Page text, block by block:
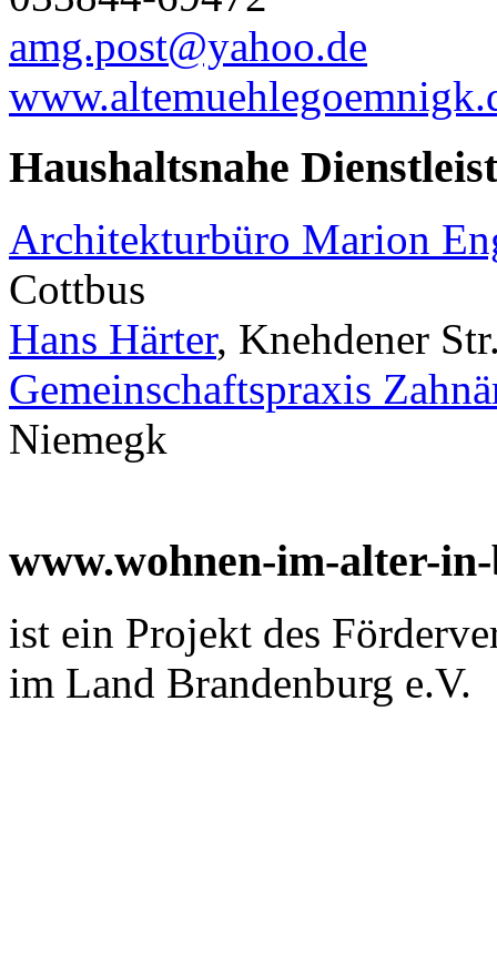
amg.post@yahoo.de
Haushaltsnahe
Architekturbüro Marion
Cottbus
Hans Härter, Knehdener
Gemeinschaftspraxis
Niemegk
www.wohnen-im-alter-
ist ein Projekt des
im Land Brandenburg e.V.